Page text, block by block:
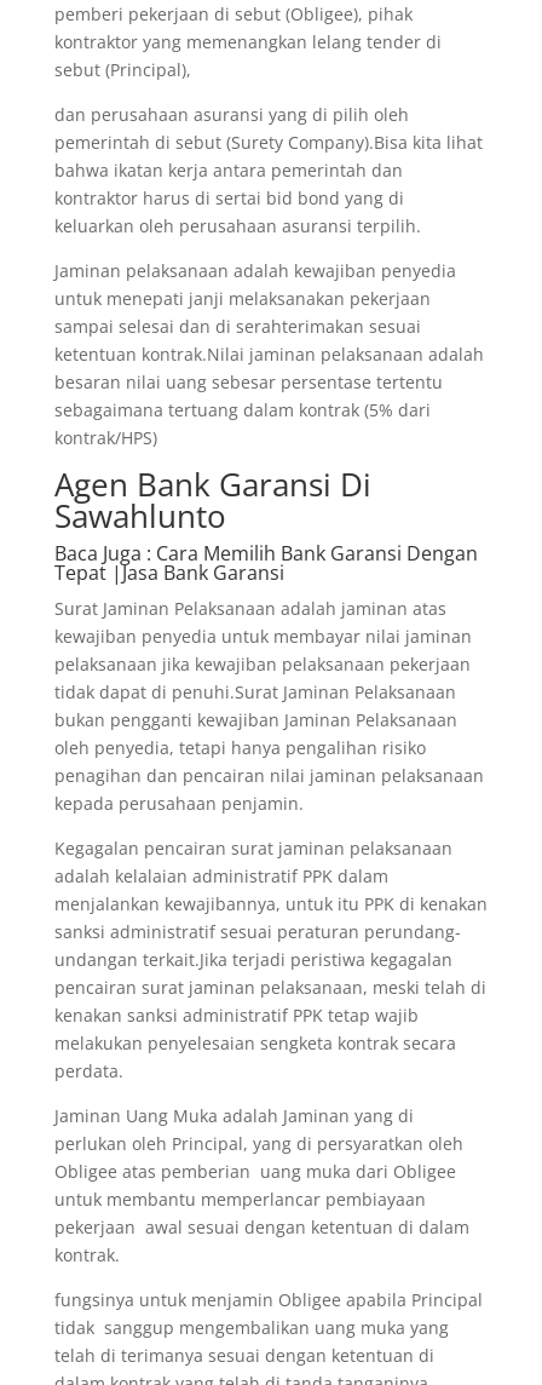
pemberi pekerjaan di sebut (Obligee), pihak
kontraktor yang memenangkan lelang tender di
sebut (Principal),
dan perusahaan asuransi yang di pilih oleh
pemerintah di sebut (Surety Company).Bisa kita lihat
bahwa ikatan kerja antara pemerintah dan
kontraktor harus di sertai bid bond yang di
keluarkan oleh perusahaan asuransi terpilih.
Jaminan pelaksanaan adalah kewajiban penyedia
untuk menepati janji melaksanakan pekerjaan
sampai selesai dan di serahterimakan sesuai
ketentuan kontrak.Nilai jaminan pelaksanaan adalah
besaran nilai uang sebesar persentase tertentu
sebagaimana tertuang dalam kontrak (5% dari
kontrak/HPS)
Agen Bank Garansi Di
Sawahlunto
Baca Juga : Cara Memilih Bank Garansi Dengan
Tepat |Jasa Bank Garansi
Surat Jaminan Pelaksanaan adalah jaminan atas
kewajiban penyedia untuk membayar nilai jaminan
pelaksanaan jika kewajiban pelaksanaan pekerjaan
tidak dapat di penuhi.Surat Jaminan Pelaksanaan
bukan pengganti kewajiban Jaminan Pelaksanaan
oleh penyedia, tetapi hanya pengalihan risiko
penagihan dan pencairan nilai jaminan pelaksanaan
kepada perusahaan penjamin.
Kegagalan pencairan surat jaminan pelaksanaan
adalah kelalaian administratif PPK dalam
menjalankan kewajibannya, untuk itu PPK di kenakan
sanksi administratif sesuai peraturan perundang-
undangan terkait.Jika terjadi peristiwa kegagalan
pencairan surat jaminan pelaksanaan, meski telah di
kenakan sanksi administratif PPK tetap wajib
melakukan penyelesaian sengketa kontrak secara
perdata.
Jaminan Uang Muka adalah Jaminan yang di
perlukan oleh Principal, yang di persyaratkan oleh
Obligee atas pemberian uang muka dari Obligee
untuk membantu memperlancar pembiayaan
pekerjaan awal sesuai dengan ketentuan di dalam
kontrak.
fungsinya untuk menjamin Obligee apabila Principal
tidak sanggup mengembalikan uang muka yang
telah di terimanya sesuai dengan ketentuan di